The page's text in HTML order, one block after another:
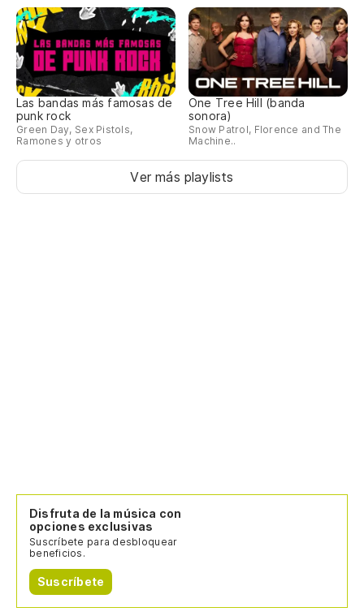
Las bandas más famosas de
punk rock
Green Day, Sex Pistols,
Ramones y otros
One Tree Hill (banda
sonora)
Snow Patrol, Florence and The
Machine..
Ver más playlists
Disfruta de la música con
opciones exclusivas
Suscríbete para desbloquear
beneficios.
Suscríbete